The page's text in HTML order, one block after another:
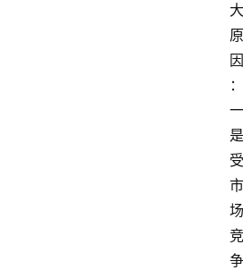
大
原
因
：
一
是
受
市
场
竞
争